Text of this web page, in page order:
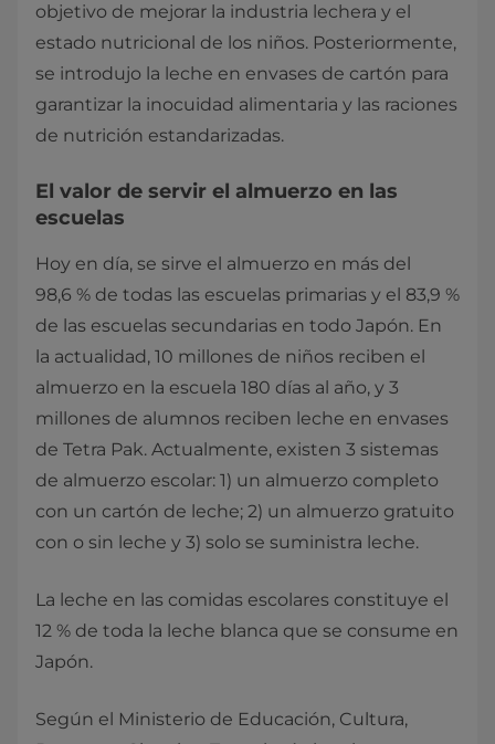
objetivo de mejorar la industria lechera y el
estado nutricional de los niños. Posteriormente,
se introdujo la leche en envases de cartón para
garantizar la inocuidad alimentaria y las raciones
de nutrición estandarizadas.
El valor de servir el almuerzo en las
escuelas
Hoy en día, se sirve el almuerzo en más del
98,6 % de todas las escuelas primarias y el 83,9 %
de las escuelas secundarias en todo Japón. En
la actualidad, 10 millones de niños reciben el
almuerzo en la escuela 180 días al año, y 3
millones de alumnos reciben leche en envases
de Tetra Pak. Actualmente, existen 3 sistemas
de almuerzo escolar: 1) un almuerzo completo
con un cartón de leche; 2) un almuerzo gratuito
con o sin leche y 3) solo se suministra leche.
La leche en las comidas escolares constituye el
12 % de toda la leche blanca que se consume en
Japón.
Según el Ministerio de Educación, Cultura,